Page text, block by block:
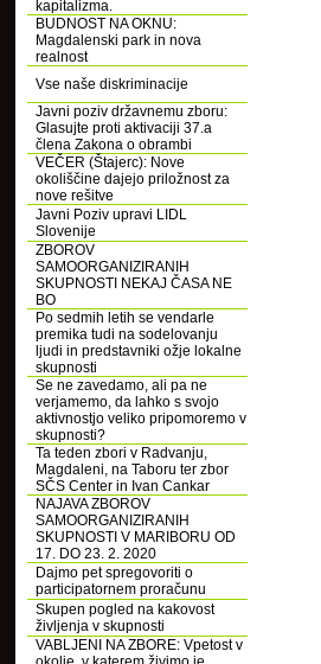
kapitalizma.
BUDNOST NA OKNU:
Magdalenski park in nova
realnost
Vse naše diskriminacije
Javni poziv državnemu zboru:
Glasujte proti aktivaciji 37.a
člena Zakona o obrambi
VEČER (Štajerc): Nove
okoliščine dajejo priložnost za
nove rešitve
Javni Poziv upravi LIDL
Slovenije
ZBOROV
SAMOORGANIZIRANIH
SKUPNOSTI NEKAJ ČASA NE
BO
Po sedmih letih se vendarle
premika tudi na sodelovanju
ljudi in predstavniki ožje lokalne
skupnosti
Se ne zavedamo, ali pa ne
verjamemo, da lahko s svojo
aktivnostjo veliko pripomoremo v
skupnosti?
Ta teden zbori v Radvanju,
Magdaleni, na Taboru ter zbor
SČS Center in Ivan Cankar
NAJAVA ZBOROV
SAMOORGANIZIRANIH
SKUPNOSTI V MARIBORU OD
17. DO 23. 2. 2020
Dajmo pet spregovoriti o
participatornem proračunu
Skupen pogled na kakovost
življenja v skupnosti
VABLJENI NA ZBORE: Vpetost v